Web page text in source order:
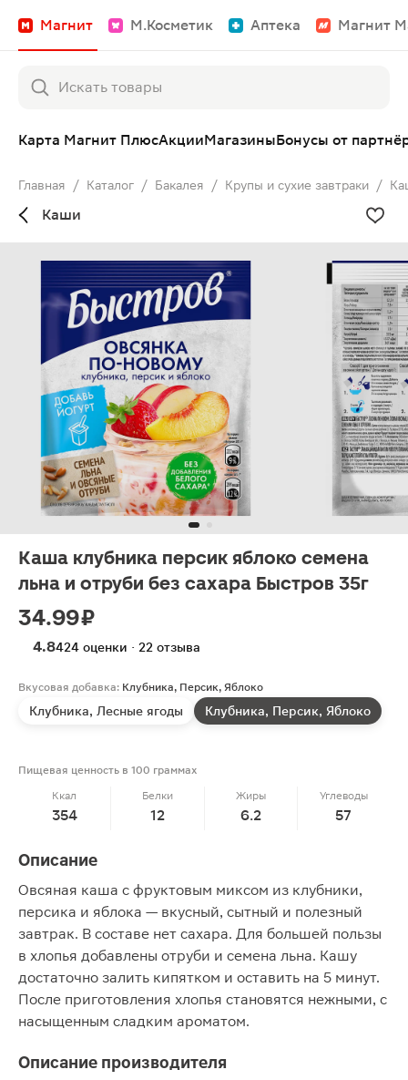
Магнит М.Косметик Аптека Магнит
Карта Магнит ПлюсАкцииМагазиныБонусы от
Главная / Каталог / Бакалея / Крупы и сухие завтраки /
Каши
Каша клубника персик яблоко семена
льна и отруби без сахара Быстров 35г
34.99 ₽
4.8424 оценки · 22 отзыва
Вкусовая добавка: Клубника, Персик, Яблоко
Клубника, Лесные ягоды Клубника, Персик, Яблоко
Пищевая ценность в 100 граммах
Ккал
354
Белки
12
Жиры
6.2
Углеводы
57
Описание
Овсяная каша с фруктовым миксом из клубники,
персика и яблока — вкусный, сытный и полезный
завтрак. В составе нет сахара. Для большей пользы
в хлопья добавлены отруби и семена льна. Кашу
достаточно залить кипятком и оставить на 5 минут.
После приготовления хлопья становятся нежными, с
насыщенным сладким ароматом.
Описание производителя